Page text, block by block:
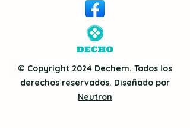
© Copyright 2024 Dechem. Todos los
derechos reservados. Diseñado por
Neutron